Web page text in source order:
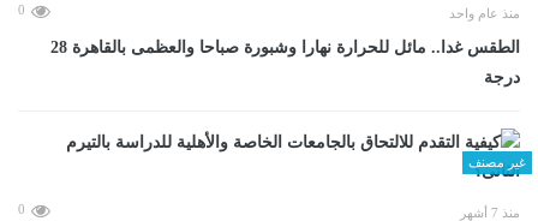
منذ عام واحد 0
الطقس غدا.. مائل للحرارة نهارا وشبورة صباحا والعظمى بالقاهرة 28
درجة
غير مصنف
منذ 7 أشهر 0